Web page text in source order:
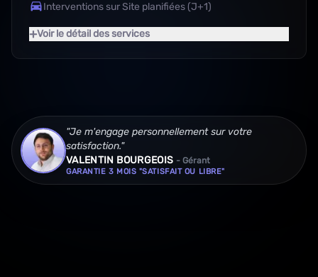
Interventions sur Site planifiées (J+1)
+Voir le détail des services
"Je m'engage personnellement sur votre
satisfaction."
VALENTIN BOURGEOIS - Gérant
GARANTIE 3 MOIS "SATISFAIT OU LIBRE"